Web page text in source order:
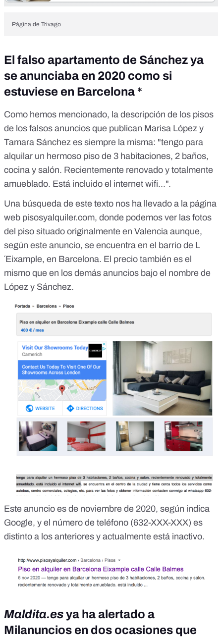
Página de Trivago
El falso apartamento de Sánchez ya
se anunciaba en 2020 como si
estuviese en Barcelona *
Como hemos mencionado, la descripción de los pisos
de los falsos anuncios que publican Marisa López y
Tamara Sánchez es siempre la misma: "tengo para
alquilar un hermoso piso de 3 habitaciones, 2 baños,
cocina y salón. Recientemente renovado y totalmente
amueblado. Está incluido el internet wifi...".
Una búsqueda de este texto nos ha llevado a la página
web pisosyalquiler.com, donde podemos ver las fotos
del piso situado originalmente en Valencia aunque,
según este anuncio, se encuentra en el barrio de L
´Eixample, en Barcelona. El precio también es el
mismo que en los demás anuncios bajo el nombre de
López y Sánchez.
Este anuncio es de noviembre de 2020, según indica
Google, y el número de teléfono (632-XXX-XXX) es
distinto a los anteriores y actualmente está inactivo.
Maldita.esya ha alertado a
Milanuncios en dos ocasiones que